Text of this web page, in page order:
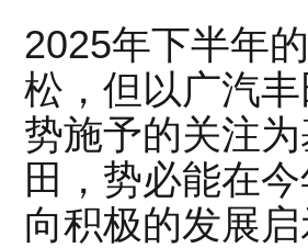
2025年下半年
松，但以广汽
势施予的关注
田，势必能在
向积极的发展启